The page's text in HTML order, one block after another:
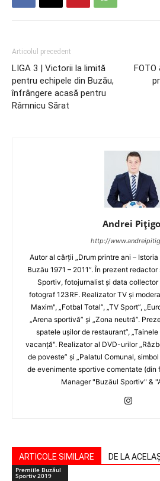
Articolul precedent
LIGA 3 | Victorii la limită
pentru echipele din Buzău,
înfrângere acasă pentru
Râmnicu Sărat
FOTO
Andrei
http://
Autor al cărţii „Drum printre ani –
Buzău 1971 – 2011”. În prezent
Sportiv, fotojurnalist şi data collector
fotograf 123RF. Realizator TV şi
Maxim", „Fotbal Total”, „TV Sport”,
„Arena sportivă” şi „Zona neutră”.
spatele uşilor de restaurant”,
vacanţă". Realizator al DVD-urilor
de poveste” şi „Palatul Comunal,
de evenimente sportive comentate (din
Manager "Buzăul Sportiv" &
ARTICOLE SIMILARE DE LA
Premiile Buzăul
Sportiv 2019